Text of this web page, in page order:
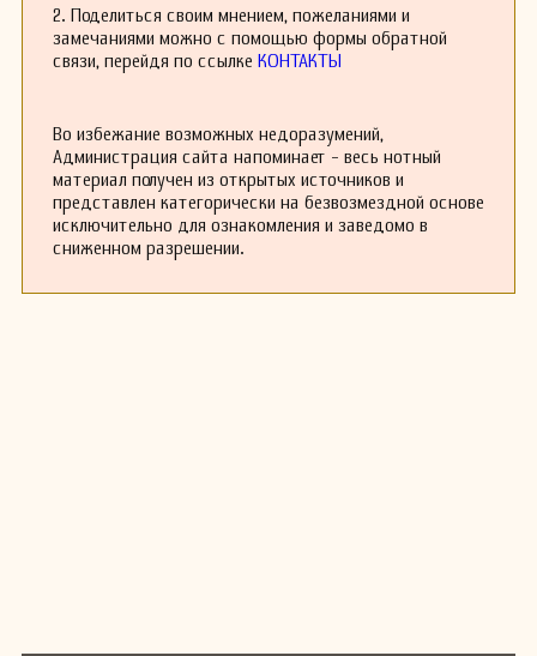
2. Поделиться своим мнением, пожеланиями и
замечаниями можно с помощью формы обратной
связи, перейдя по ссылке КОНТАКТЫ
Во избежание возможных недоразумений,
Администрация сайта напоминает - весь нотный
материал получен из открытых источников и
представлен категорически на безвозмездной основе
исключительно для ознакомления и заведомо в
сниженном разрешении.